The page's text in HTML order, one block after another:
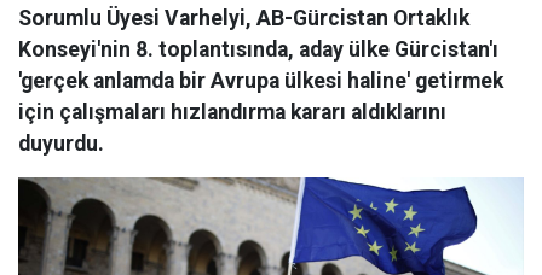
Sorumlu Üyesi Varhelyi, AB-Gürcistan Ortaklık
Konseyi'nin 8. toplantısında, aday ülke Gürcistan'ı
'gerçek anlamda bir Avrupa ülkesi haline' getirmek
için çalışmaları hızlandırma kararı aldıklarını
duyurdu.